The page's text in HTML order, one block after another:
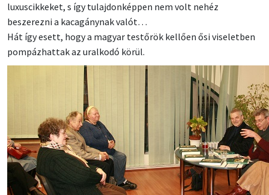
luxuscikkeket, s így tulajdonképpen nem volt nehéz
beszerezni a kacagánynak valót…
Hát így esett, hogy a magyar testőrök kellően ősi viseletben
pompázhattak az uralkodó körül.